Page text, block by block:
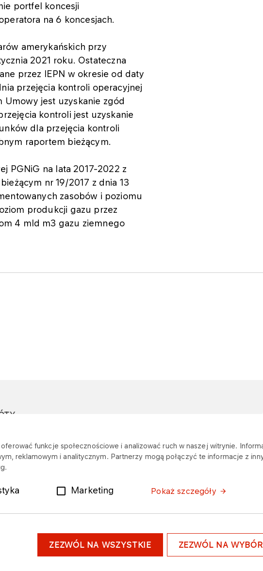
funkcje społecznościowe i analizować ruch w naszej witrynie.
reklamowym i analitycznym. Partnerzy mogą połączyć te informacje z
Marketing Pokaż szczegóły
ZEZWÓL NA WSZYSTKIE ZEZWÓL NA WYBÓR
portfel koncesji
na 6 koncesjach.
amerykańskich przy
2021 roku. Ostateczna
przez IEPN w okresie od daty
przejęcia kontroli operacyjnej
Umowy jest uzyskanie zgód
kontroli jest uzyskanie
dla przejęcia kontroli
raportem bieżącym.
PGNiG na lata 2017-2022 z
nr 19/2017 z dnia 13
zasobów i poziomu
produkcji gazu przez
4 mld m3 gazu ziemnego
Dotacje
reklamację
Dane osobowe